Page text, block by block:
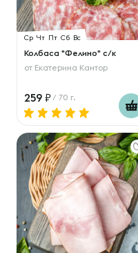
Ср Чт Пт Сб Вс
Колбаса "Фелино" с/к
от Екатерина Кантор
259 / 70 г.